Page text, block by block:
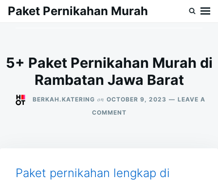
SkipSearch
Paket Pernikahan Murah
5+ Paket Pernikahan Murah di
Rambatan Jawa Barat
BERKAH.KATERING on OCTOBER 9, 2023
LEAVE A
COMMENTON
RAMBATAN
JAWA
Paket pernikahan lengkap di